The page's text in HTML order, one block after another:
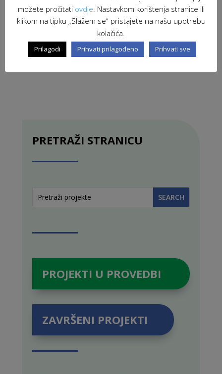
PRETRAŽI STRANICU
PROJEKTI U PROVEDBI
ZAVRŠENI PROJEKTI
možete pročitati ovdje. Nastavkom korištenja stranice ili
klikom na tipku „Slažem se“ pristajete na našu upotrebu
kolačića.
Prilagodi Prihvati prilagođeno Prihvati sve